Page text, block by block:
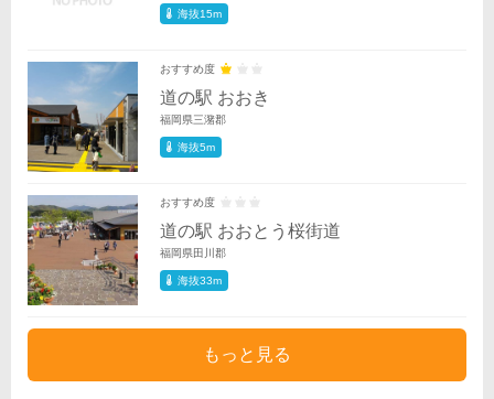
海抜15m
おすすめ度
道の駅 おおき
福岡県三潴郡
海抜5m
おすすめ度
道の駅 おおとう桜街道
福岡県田川郡
海抜33m
もっと見る